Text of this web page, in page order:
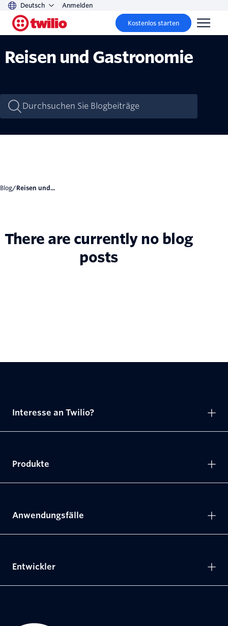
Deutsch Anmelden
Kostenlos starten
Reisen und Gastronomie
Blog/ Reisen und...
There are currently no blog
posts
Interesse an Twilio?
Produkte
Anwendungsfälle
Entwickler